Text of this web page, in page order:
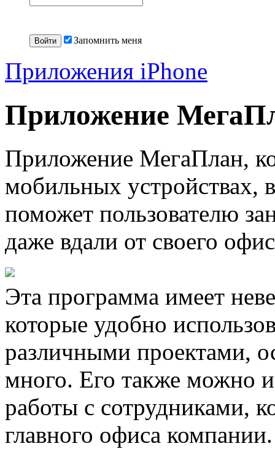
Запомнить меня
Приложения iPhone
Приложение
Приложение МегаПлан,
мобильных устройствах,
поможет пользователю
даже вдали от своего
Эта программа имеет
которые удобно
различными проектами,
много. Его также можно
работы с сотрудниками,
главного офиса компании.